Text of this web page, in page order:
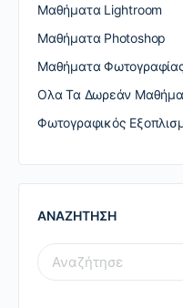
Μαθήματα Lightroom
Μαθήματα Photoshop
Μαθήματα
Ολα Τα Δωρεάν
Φωτογραφικός
ΑΝΑΖΗΤΗΣΗ
SEARCH
FOR: